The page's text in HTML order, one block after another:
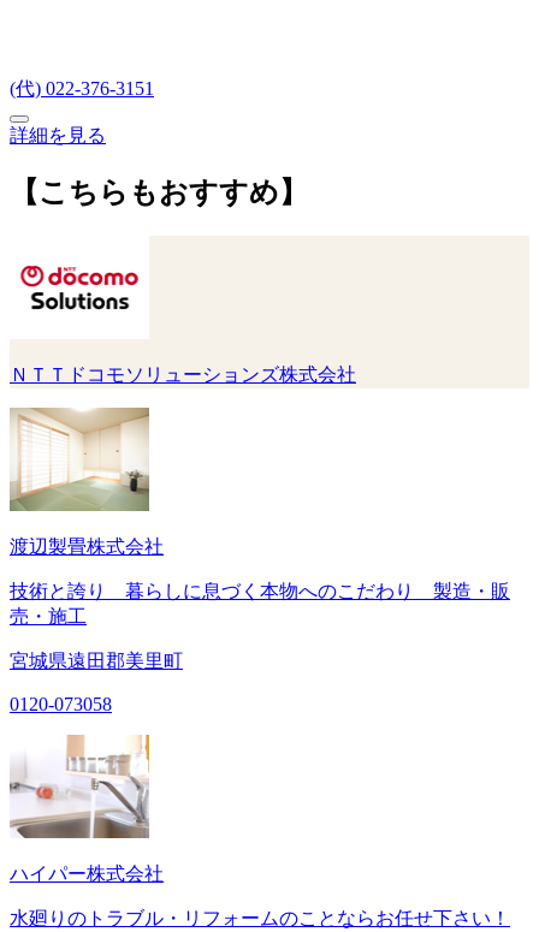
(代) 022-376-3151
詳細を見る
【こちらもおすすめ】
ＮＴＴドコモソリューションズ株式会社
渡辺製畳株式会社
技術と誇り 暮らしに息づく本物へのこだわり 製造・販
売・施工
宮城県遠田郡美里町
0120-073058
ハイパー株式会社
水廻りのトラブル・リフォームのことならお任せ下さい！